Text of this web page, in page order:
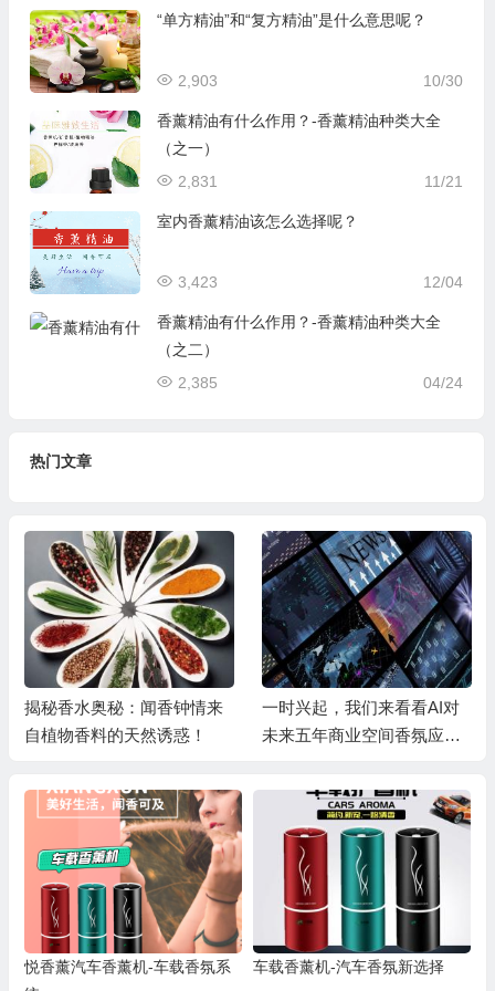
“单方精油”和“复方精油”是什么意思呢？
10/30
2,903
香薰精油有什么作用？-香薰精油种类大全
（之一）
11/21
2,831
室内香薰精油该怎么选择呢？
12/04
3,423
香薰精油有什么作用？-香薰精油种类大全
（之二）
04/24
2,385
热门文章
揭秘香水奥秘：闻香钟情来
自植物香料的天然诱惑！
一时兴起，我们来看看AI对
未来五年商业空间香氛应用
景有什么看法呢？
悦香薰汽车香薰机-车载香氛系
车载香薰机-汽车香氛新选择